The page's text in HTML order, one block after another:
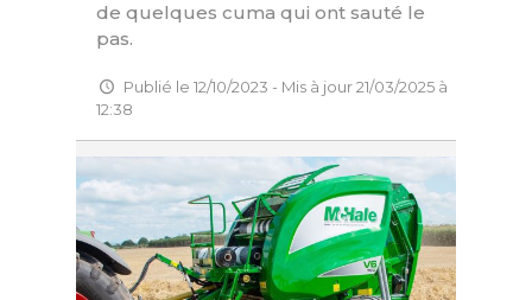
de quelques cuma qui ont sauté le
pas.
Publié le 12/10/2023 - Mis à jour 21/03/2025 à
12:38